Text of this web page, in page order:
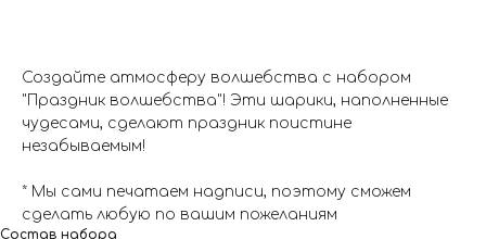
Создайте атмосферу волшебства с набором
"Праздник волшебства"! Эти шарики, наполненные
чудесами, сделают праздник поистине
незабываемым!
* Мы сами печатаем надписи, поэтому сможем
сделать любую по вашим пожеланиям
Состав набора